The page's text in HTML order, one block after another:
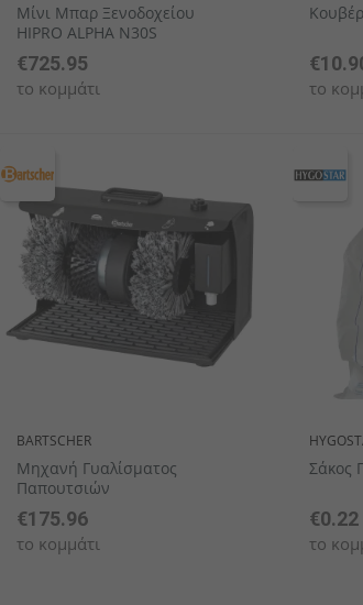
Μίνι Μπαρ Ξενοδοχείου
HIPRO ALPHA N30S
€725.95
το κομμάτι το
BARTSCHER
Μηχανή Γυαλίσματος
Παπουτσιών
€175.96
το κομμάτι
Σάκος
€0.22
το